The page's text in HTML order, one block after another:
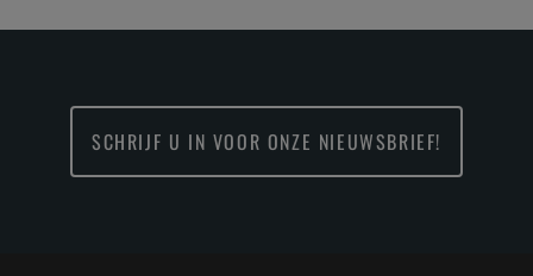
SCHRIJF U IN VOOR ONZE NIEUWSBRIEF!